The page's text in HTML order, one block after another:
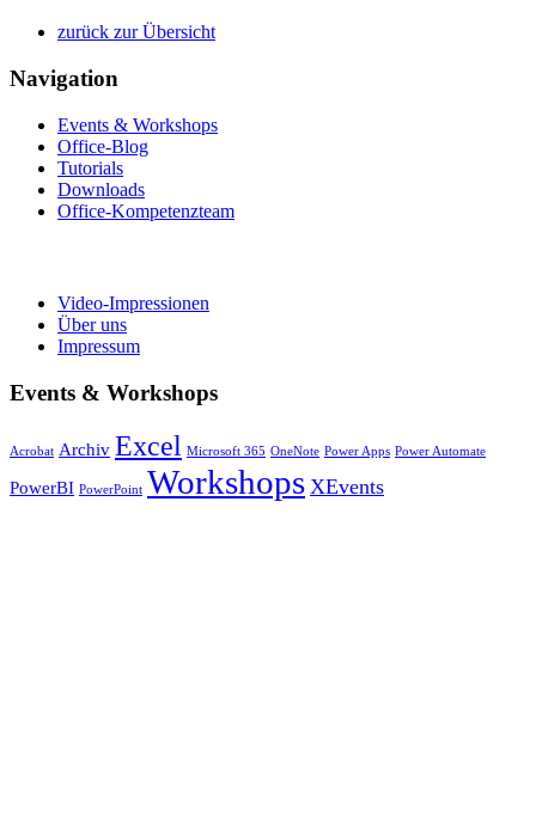
zurück zur Übersicht
Navigation
Events & Workshops
Office-Blog
Tutorials
Downloads
Office-Kompetenzteam
Video-Impressionen
Über uns
Impressum
Events & Workshops
Acrobat Archiv Excel Microsoft 365 OneNote Power Apps Power Automate
PowerBI PowerPoint Workshops XEvents